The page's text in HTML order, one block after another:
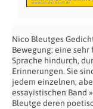
Nico Bleutges
Bewegung: eine
Sprache hindurch,
Erinnerungen. Sie
jedem einzelnen,
essayistischen Band
Bleutge deren